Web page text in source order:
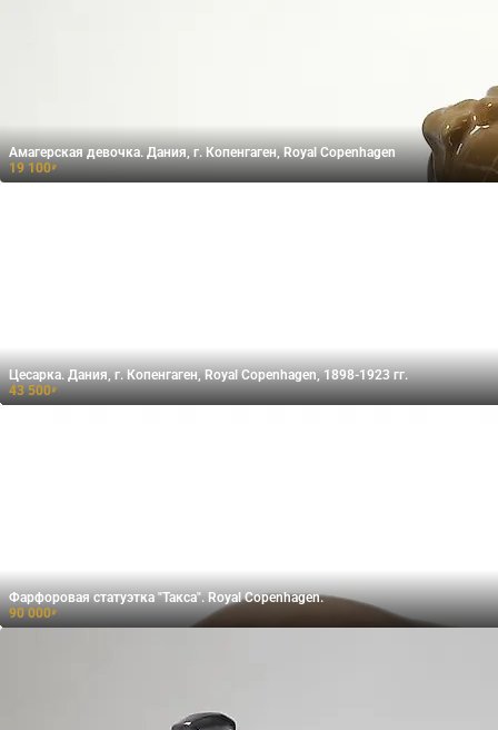
Амагерская девочка. Дания, г. Копенгаген, Royal Copenhagen
19 100₽
Цесарка. Дания, г. Копенгаген, Royal Copenhagen, 1898-1923 гг.
43 500₽
Фарфоровая статуэтка "Такса". Royal Copenhagen.
90 000₽